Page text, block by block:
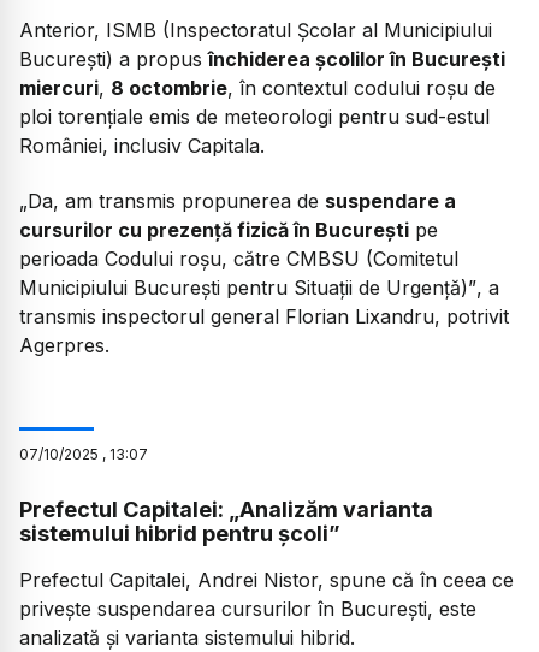
Anterior, ISMB (Inspectoratul Școlar al Municipiului
București) a propusînchiderea școlilor în București
miercuri, 8 octombrie, în contextul codului roșu de
ploi torențiale emis de meteorologi pentru sud-estul
României, inclusiv Capitala.
„Da, am transmis propunerea de suspendare a
cursurilor cu prezență fizică în București pe
perioada Codului roșu, către CMBSU (Comitetul
Municipiului București pentru Situații de Urgență)”, a
transmis inspectorul general Florian Lixandru, potrivit
Agerpres.
07/10/2025 , 13:07
Prefectul Capitalei: „Analizăm varianta
sistemului hibrid pentru școli”
Prefectul Capitalei, Andrei Nistor, spune că în ceea ce
privește suspendarea cursurilor în București, este
analizată și varianta sistemului hibrid.